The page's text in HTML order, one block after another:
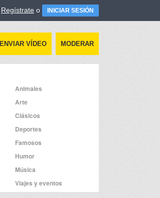
Regístrate o INICIAR SESIÓN
ENVIAR VÍDEO MODERAR
Animales
Arte
Clásicos
Deportes
Famosos
Humor
Música
Viajes y eventos